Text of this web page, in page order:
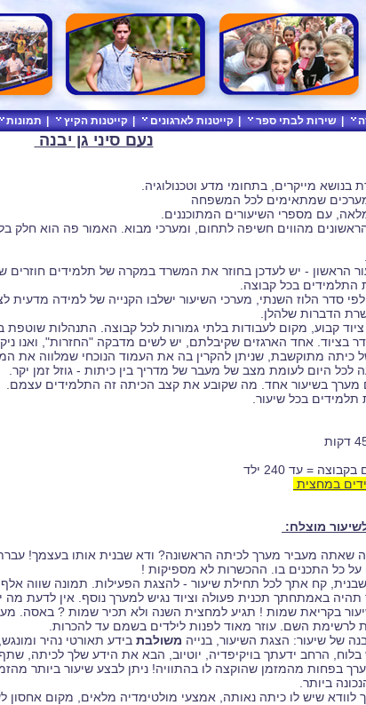
שירות לבתי ספר קייטנות לארגונים קייטנות הקיץ תמונות
נעם סיני גן יבנה
מייקרים, בתחומי מדע וטכנולוגיה.
שמתאימים לכל המשפחה
עם מספרי השיעורים המתוכננים.
מהווים חשיפה לתחום, ומערכי מבוא. האמור פה הוא
הראשון - יש לעדכן בחוזר את המשרד במקרה של תלמידים חוזרים
התלמידים בכל קבוצה.
סדר הלוז השנתי, מערכי השיעור ישלבו הקנייה של למידה מדעית
הדברות שלהלן.
קבוע, מקום לעבודות בלתי גמורות לכל קבוצה. התנהלות שוטפת
בציוד. אחד הארגזים שקיבלתם, יש לשים מדבקה "החזרות", ואנו
כיתה מתוקשבת, שניתן להקרין בה את העמוד הנוכחי שמלווה את
לכל היום לעומת מצב של מעבר של מדריך בין כיתות - גוזל זמן יקר.
מערך בשיעור אחד. מה שקובע את קצב הכיתה זה התלמידים עצמם.
תלמידים בכל שיעור.
במחצית
מוצלח:
שאתה מעביר מערך לכיתה הראשונה? ודא שבנית אותו בעצמך!
כל התכנים בו. ההכשרות לא מספיקות !
בקריאת שמות ! תגיע למחצית השנה ולא תכיר שמות ? באסה.
לרשימת השם. עוזר מאוד לפנות לילדים בשמם עד להכרות.
משולבת בידע תאורטי נהיר
הרחב ידעתך בויקיפדיה, יוטיוב, הבא את הידע שלך לכיתה,
מערך בפחות מהמזמן שהוקצה לו בהתוויה! ניתן לבצע שיעור ביותר
ביותר.
לוודא שיש לו כיתה נאותה, אמצעי מולטימדיה מלאים, מקום אחסון